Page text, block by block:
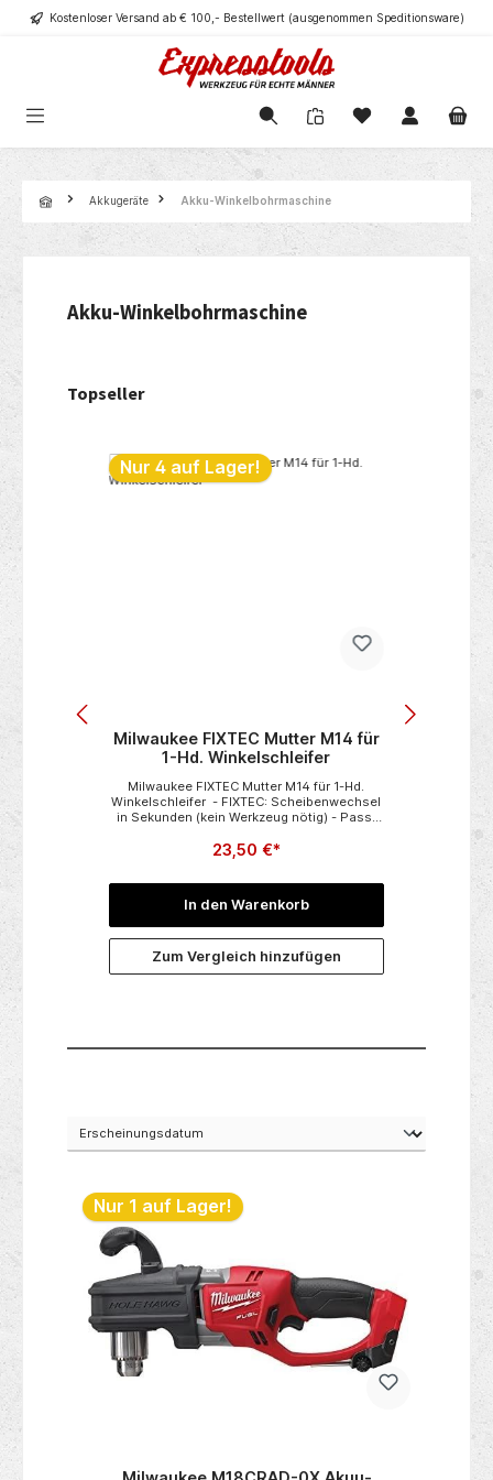
springenKostenloser Versand ab € 100,- Bestellwert (ausgenommen Speditionsware)
Akkugeräte Akku-Winkelbohrmaschine
Akku-Winkelbohrmaschine
Topseller
m.
Nur 4 auf Lager!
Milwaukee FIXTEC Mutter M14 für
1-Hd. Winkelschleifer
Milwaukee FIXTEC Mutter M14 für 1-Hd.
Winkelschleifer - FIXTEC: Scheibenwechsel
in Sekunden (kein Werkzeug nötig) - Passt
Aufnahme bis ø 150 mm - 12 Sekunden für
kompletten Scheibenwechsel - Ermöglicht
Spannschlüssel, falls sich die Mutter per
Hand nicht mehr lösen lässt - Integrierte
Sicherheitskupplung für mehr Sicherheit des
Anwenders
23,50 €*
In den Warenkorb
Zum Vergleich hinzufügen
Nur 1 auf Lager!